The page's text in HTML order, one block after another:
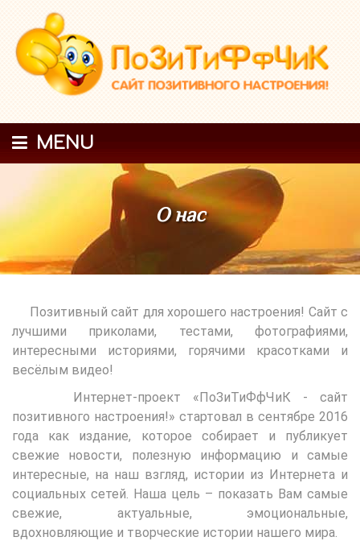
MENU
О нас
Позитивный сайт для хорошего настроения! Сайт с
лучшими приколами, тестами, фотографиями,
интересными историями, горячими красотками и
весёлым видео!
Интернет-проект «ПоЗиТиФфЧиК - сайт
позитивного настроения!» стартовал в сентябре 2016
года как издание, которое собирает и публикует
свежие новости, полезную информацию и самые
интересные, на наш взгляд, истории из Интернета и
социальных сетей. Наша цель – показать Вам самые
свежие, актуальные, эмоциональные,
вдохновляющие и творческие истории нашего мира.